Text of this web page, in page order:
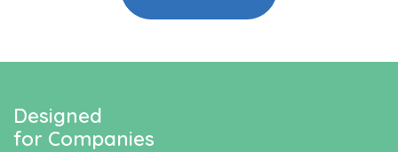
Designed
for Companies